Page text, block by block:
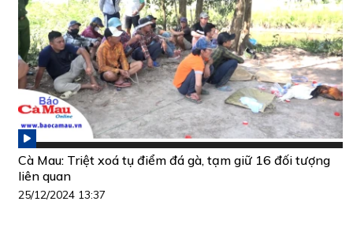
Cà Mau: Triệt xoá tụ điểm đá gà, tạm giữ 16 đối tượng
liên quan
25/12/2024 13:37